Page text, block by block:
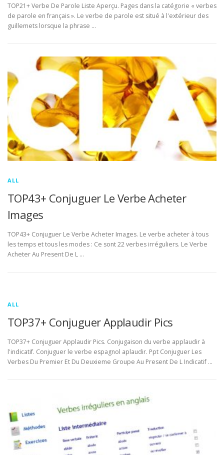
TOP21+ Verbe De Parole Liste Aperçu. Pages dans la catégorie « verbes
de parole en français ». Le verbe de parole est situé à l'extérieur des
guillemets lorsque la phrase …
ALL
TOP43+ Conjuguer Le Verbe Acheter
Images
TOP43+ Conjuguer Le Verbe Acheter Images. Le verbe acheter à tous
les temps et tous les modes : Ce sont 22 verbes irréguliers. Le Verbe
Acheter Au Present De L …
ALL
TOP37+ Conjuguer Applaudir Pics
TOP37+ Conjuguer Applaudir Pics. Conjugaison du verbe applaudir à
l'indicatif. Conjuguer le verbe espagnol aplaudir. Ppt Conjuguer Les
Verbes Du Premier Et Du Deuxieme Groupe Au Present De L Indicatif …